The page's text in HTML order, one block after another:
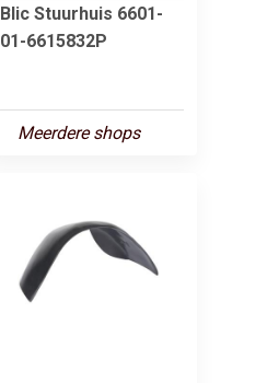
Blic Stuurhuis 6601-
01-6615832P
Meerdere shops